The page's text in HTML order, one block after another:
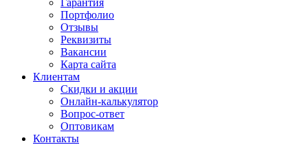
Гарантия
Портфолио
Отзывы
Реквизиты
Вакансии
Карта сайта
Клиентам
Скидки и акции
Онлайн-калькулятор
Вопрос-ответ
Оптовикам
Контакты